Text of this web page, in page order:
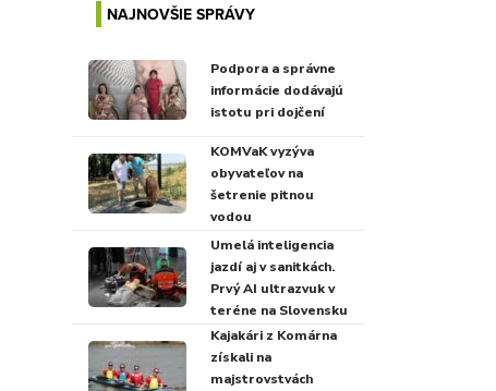
NAJNOVŠIE SPRÁVY
Podpora a správne
informácie dodávajú
istotu pri dojčení
KOMVaK vyzýva
obyvateľov na
šetrenie pitnou
vodou
Umelá inteligencia
jazdí aj v sanitkách.
Prvý AI ultrazvuk v
teréne na Slovensku
Kajakári z Komárna
získali na
majstrovstvách